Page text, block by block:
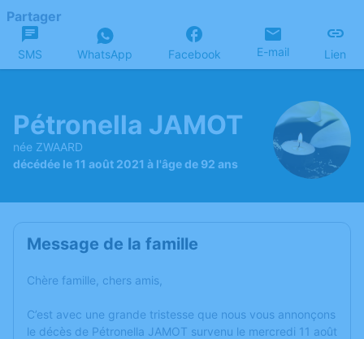
Partager
SMS WhatsApp Facebook E-mail Lien
Pétronella JAMOT
née ZWAARD
décédée le 11 août 2021 à l'âge de 92 ans
Message de la famille
Chère famille, chers amis,
C’est avec une grande tristesse que nous vous annonçons
le décès de Pétronella JAMOT survenu le mercredi 11 août